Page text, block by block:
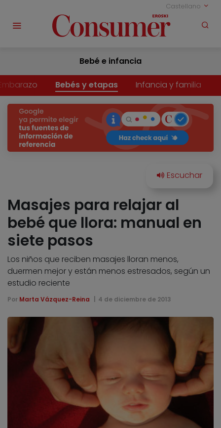
Castellano
Bebé e infancia
Bebés y etapas Infancia y familia
Masajes para relajar al
bebé que llora: manual en
siete pasos
Los niños que reciben masajes lloran menos,
duermen mejor y están menos estresados, según un
estudio reciente
Por Marta Vázquez-Reina 4 de diciembre de 2013